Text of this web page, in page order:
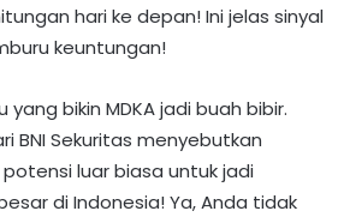
hari ke depan! Ini jelas sinyal
keuntungan!
bikin MDKA jadi buah bibir.
BNI Sekuritas menyebutkan
potensi luar biasa untuk jadi
di Indonesia! Ya, Anda tidak